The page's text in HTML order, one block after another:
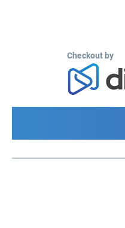
Checkout by